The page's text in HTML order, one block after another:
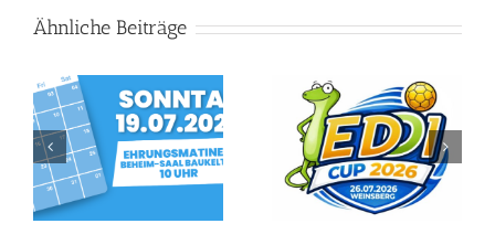
Ähnliche Beiträge
Edi Cup feiert Premiere –
Handball-Nachwuchs trifft
sich in Weinsberg
Erfolgreiches Rasenturnier
unserer mC-Jugend in
Sulzbach